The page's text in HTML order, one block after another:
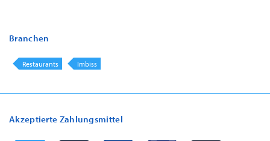
Branchen
Restaurants Imbiss
Akzeptierte Zahlungsmittel